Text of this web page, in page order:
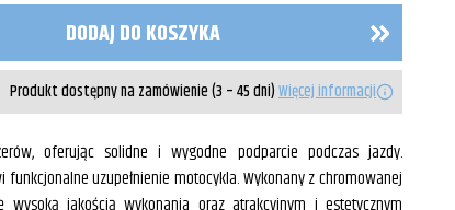
DODAJ DO KOSZYKA
Produkt dostępny na zamówienie (3 – 45 dni)Więcej informacji
oferując solidne i wygodne podparcie podczas jazdy.
uzupełnienie motocykla. Wykonany z chromowanej